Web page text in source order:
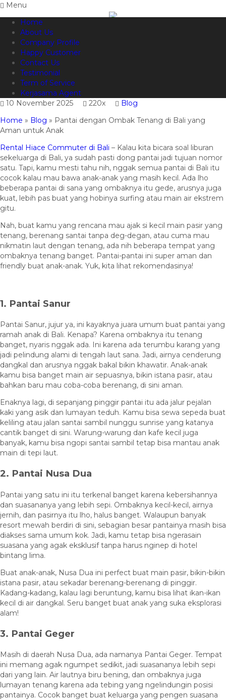
Menu
Home
About Us
Company Profile
Happy Customer
Contact Us
Testimonial
Term of Service
Kerjasama Agent
Informasi lebih lanjut?
Pantai dengan Ombak Tenang di
Bali yang Aman untuk Anak
10 November 2025 220x
Blog
Home » Blog » Pantai dengan Ombak Tenang di Bali yang
Aman untuk Anak
Rental Hiace Commuter di Bali – Kalau kita bicara soal liburan
sekeluarga di Bali, ya sudah pasti dong pantai jadi tujuan nomor
satu. Tapi, kamu mesti tahu nih, nggak semua pantai di Bali itu
cocok kalau mau bawa anak-anak yang masih kecil. Ada lho
beberapa pantai di sana yang ombaknya itu gede, arusnya juga
kuat, lebih pas buat yang hobinya surfing atau main air ekstrem
gitu.
Nah, buat kamu yang rencana mau ajak si kecil main pasir yang
tenang, berenang santai tanpa deg-degan, atau cuma mau
nikmatin laut dengan tenang, ada nih beberapa tempat yang
ombaknya tenang banget. Pantai-pantai ini super aman dan
friendly buat anak-anak. Yuk, kita lihat rekomendasinya!
1. Pantai Sanur
Pantai Sanur, jujur ya, ini kayaknya juara umum buat pantai yang
ramah anak di Bali. Kenapa? Karena ombaknya itu tenang
banget, nyaris nggak ada. Ini karena ada terumbu karang yang
jadi pelindung alami di tengah laut sana. Jadi, airnya cenderung
dangkal dan arusnya nggak bakal bikin khawatir. Anak-anak
kamu bisa banget main air sepuasnya, bikin istana pasir, atau
bahkan baru mau coba-coba berenang, di sini aman.
Enaknya lagi, di sepanjang pinggir pantai itu ada jalur pejalan
kaki yang asik dan lumayan teduh. Kamu bisa sewa sepeda buat
keliling atau jalan santai sambil nunggu sunrise yang katanya
cantik banget di sini. Warung-warung dan kafe kecil juga
banyak, kamu bisa ngopi santai sambil tetap bisa mantau anak
main di tepi laut.
2. Pantai Nusa Dua
Pantai yang satu ini itu terkenal banget karena kebersihannya
dan suasananya yang lebih sepi. Ombaknya kecil-kecil, airnya
jernih, dan pasirnya itu lho, halus banget. Walaupun banyak
resort mewah berdiri di sini, sebagian besar pantainya masih bisa
diakses sama umum kok. Jadi, kamu tetap bisa ngerasain
suasana yang agak eksklusif tanpa harus nginep di hotel
bintang lima.
Buat anak-anak, Nusa Dua ini perfect buat main pasir, bikin-bikin
istana pasir, atau sekadar berenang-berenang di pinggir.
Kadang-kadang, kalau lagi beruntung, kamu bisa lihat ikan-ikan
kecil di air dangkal. Seru banget buat anak yang suka eksplorasi
alam!
3. Pantai Geger
Masih di daerah Nusa Dua, ada namanya Pantai Geger. Tempat
ini memang agak ngumpet sedikit, jadi suasananya lebih sepi
dari yang lain. Air lautnya biru bening, dan ombaknya juga
lumayan tenang karena ada tebing yang ngelindungin posisi
pantainya. Cocok banget buat keluarga yang pengen suasana